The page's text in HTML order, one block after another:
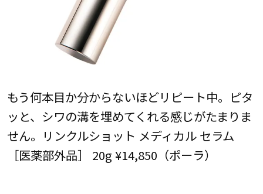
もう何本目か分からないほどリピート中。ピタ
ッと、シワの溝を埋めてくれる感じがたまりま
せん。リンクルショット メディカル セラム
［医薬部外品］ 20g ¥14,850（ポーラ）